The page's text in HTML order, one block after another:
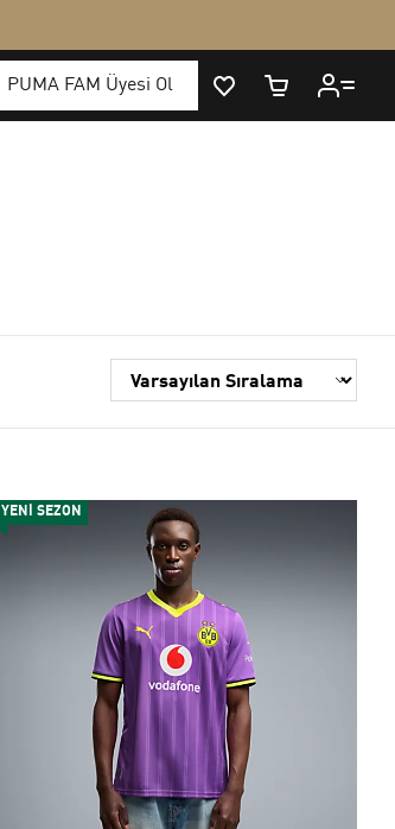
YENİ SEZON